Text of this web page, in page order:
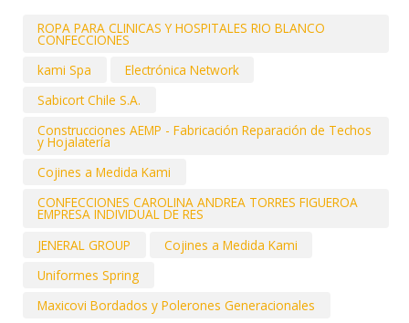
ROPA PARA CLINICAS Y HOSPITALES RIO BLANCO
CONFECCIONES
kami Spa
Electrónica Network
Sabicort Chile S.A.
Construcciones AEMP - Fabricación Reparación de Techos
y Hojalatería
Cojines a Medida Kami
CONFECCIONES CAROLINA ANDREA TORRES FIGUEROA
EMPRESA INDIVIDUAL DE RES
JENERAL GROUP
Cojines a Medida Kami
Uniformes Spring
Maxicovi Bordados y Polerones Generacionales